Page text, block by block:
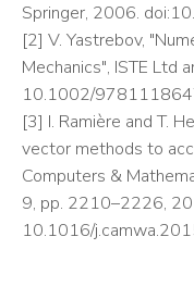
Springer, 2006.
[2] V. Yastrebov,
Mechanics", ISTE Ltd
10.1002/
[3] I. Ramière and T.
vector methods to
Computers &
9, pp. 2210–2226,
10.1016/